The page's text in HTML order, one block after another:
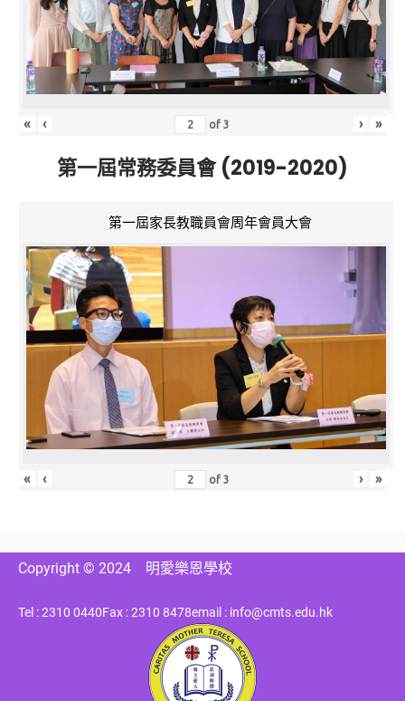
« ‹ of3 › »
第一屆常務委員會 (2019-2020)
第一屆家長教職員會周年會員大會
« ‹ of3 › »
Copyright © 2024 明愛樂恩學校
Tel : 2310 0440Fax : 2310 8478email : info@cmts.edu.hk